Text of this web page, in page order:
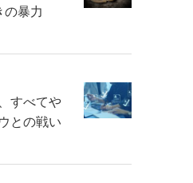
の暴力
すべてや
との戦い